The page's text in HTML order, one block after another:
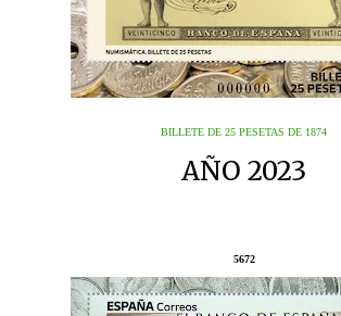
BILLETE DE 25 PESETAS DE 1874
AÑO 2023
5672